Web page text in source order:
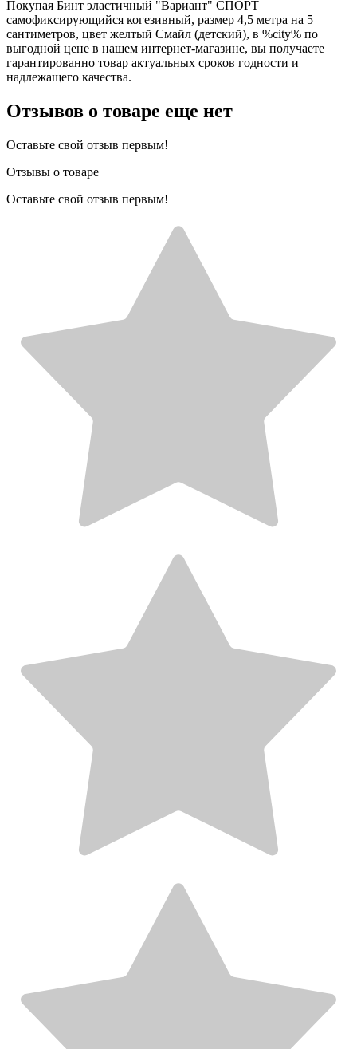
Покупая Бинт эластичный "Вариант" СПОРТ
самофиксирующийся когезивный, размер 4,5 метра на 5
сантиметров, цвет желтый Смайл (детский), в %city% по
выгодной цене в нашем интернет-магазине, вы получаете
гарантированно товар актуальных сроков годности и
надлежащего качества.
Отзывов о товаре еще нет
Оставьте свой отзыв первым!
Отзывы о товаре
Оставьте свой отзыв первым!